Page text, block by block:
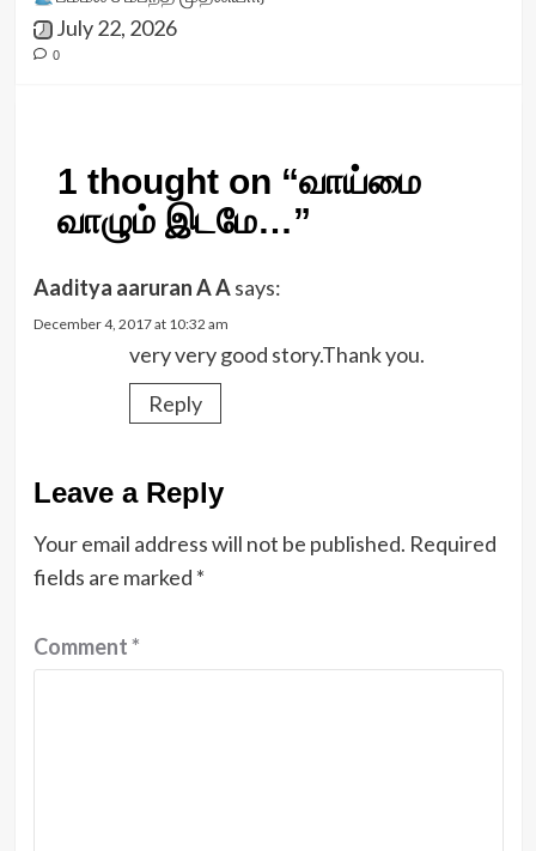
July 22, 2026
0
1 thought on “வாய்மை
வாழும் இடமே…”
Aaditya aaruran A A says:
December 4, 2017 at 10:32 am
very very good story.Thank you.
Reply
Leave a Reply
Your email address will not be published. Required
fields are marked *
Comment*